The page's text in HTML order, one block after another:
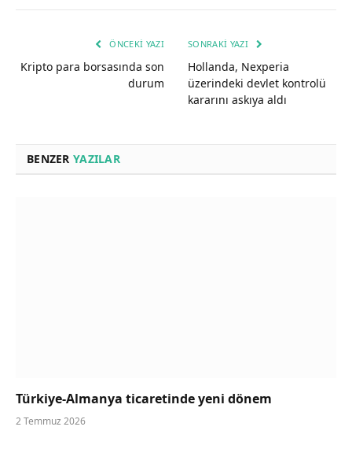
ÖNCEKI YAZI
Kripto para borsasında son
durum
SONRAKI YAZI
Hollanda, Nexperia
üzerindeki devlet kontrolü
kararını askıya aldı
BENZER YAZILAR
Türkiye-Almanya ticaretinde yeni dönem
2 Temmuz 2026